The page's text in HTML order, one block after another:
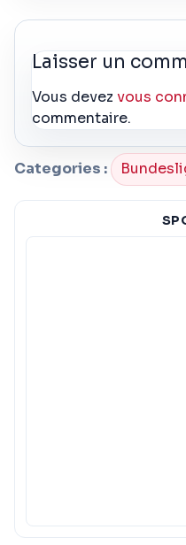
Laisser un
Vous devezvous
commentaire.
Categories :